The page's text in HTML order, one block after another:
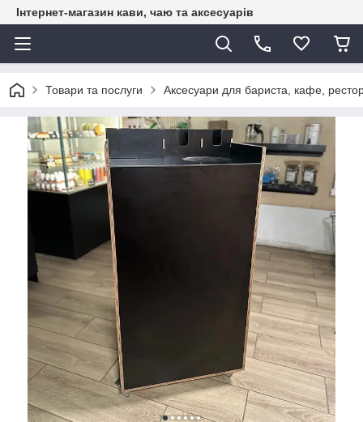
Інтернет-магазин кави, чаю та аксесуарів
Товари та послуги Аксесуари для бариста, кафе,